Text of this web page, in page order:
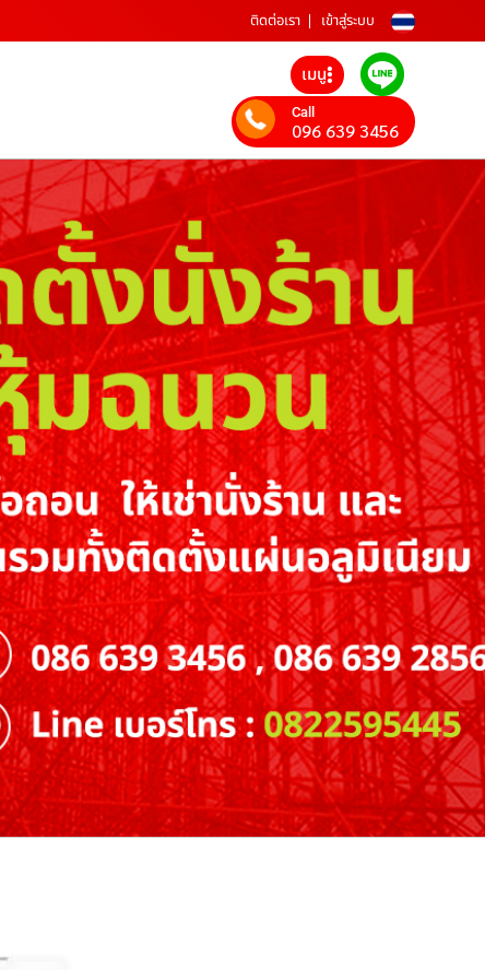
ติดต่อเรา เข้าสู่ระบบ
เมนู
Call
096 639 3456